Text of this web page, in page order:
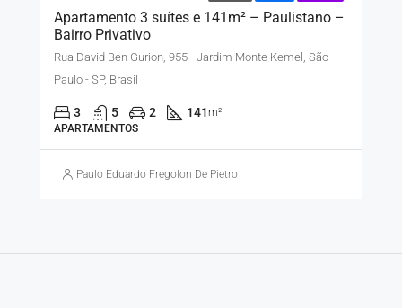
Apartamento 3 suítes e 141m² – Paulistano –
Bairro Privativo
Rua David Ben Gurion, 955 - Jardim Monte Kemel, São
Paulo - SP, Brasil
3 5 2 141m²
APARTAMENTOS
Paulo Eduardo Fregolon De Pietro